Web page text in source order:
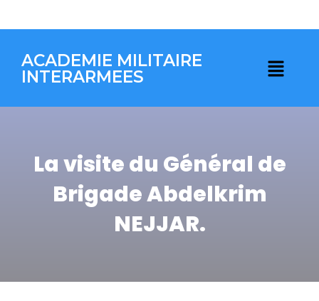
ACADEMIE MILITAIRE
INTERARMEES
La visite du Général de
Brigade Abdelkrim
NEJJAR.